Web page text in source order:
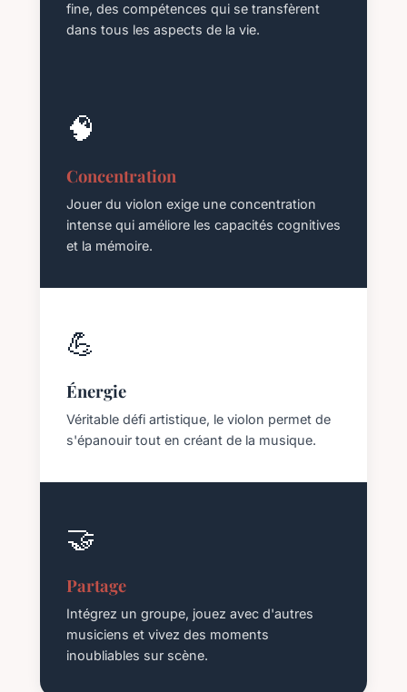
fine, des compétences qui se transfèrent
dans tous les aspects de la vie.
🧠
Concentration
Jouer du violon exige une concentration
intense qui améliore les capacités cognitives
et la mémoire.
💪
Énergie
Véritable défi artistique, le violon permet de
s'épanouir tout en créant de la musique.
🤝
Partage
Intégrez un groupe, jouez avec d'autres
musiciens et vivez des moments
inoubliables sur scène.